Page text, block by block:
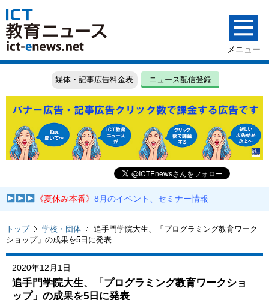
媒体・記事広告料金表 ニュース配信登録
《夏休み本番》8月のイベント、セミナー情報
トップ 学校・団体
追手門学院大生、「プログラミング教育ワーク
ショップ」の成果を5日に発表
2020年12月1日
追手門学院大生、「プログラミング教育ワークショ
ップ」の成果を5日に発表